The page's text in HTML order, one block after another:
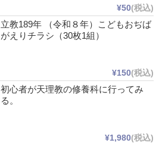
¥50(税込)
立教189年 （令和８年）こどもおぢば
がえりチラシ（30枚1組）
¥150(税込)
初心者が天理教の修養科に行ってみ
る。
¥1,980(税込)